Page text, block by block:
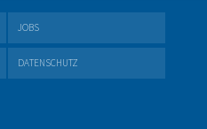
JOBS
DATENSCHUTZ